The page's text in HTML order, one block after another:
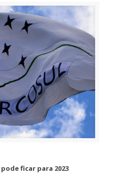
ficar para 2023